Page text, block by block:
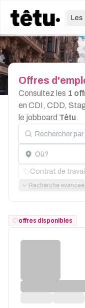
Offres
Consultez les 1
en CDI, CDD,
le jobboard Têtu.
Rechercher par
Localisation
Contrat de travail
Recherche avancée
offres disponibles